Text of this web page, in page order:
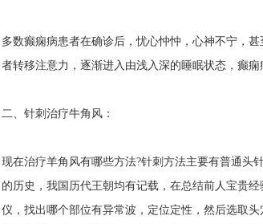
多数癫痫病患者在确诊后，忧心忡忡，心神不宁，
者转移注意力，逐渐进入由浅入深的睡眠状态，癫
二、针刺治疗牛角风：
现在治疗羊角风有哪些方法?针刺方法主要有普通头
的历史，我国历代王朝均有记载，在总结前人宝贵
仪，找出哪个部位有异常波，定位定性，然后选取